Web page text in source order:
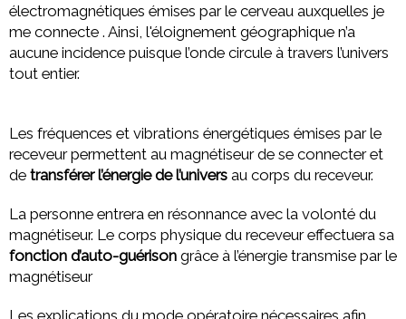
électromagnétiques émises par le cerveau auxquelles je
me connecte . Ainsi, l'éloignement géographique n’a
aucune incidence puisque l’onde circule à travers l’univers
tout entier.
Les fréquences et vibrations énergétiques émises par le
receveur permettent au magnétiseur de se connecter et
de transférer l’énergie de l’univers au corps du receveur.
La personne entrera en résonnance avec la volonté du
magnétiseur. Le corps physique du receveur effectuera sa
fonction d’auto-guérison grâce à l’énergie transmise par le
magnétiseur
Les explications du mode opératoire nécessaires afin